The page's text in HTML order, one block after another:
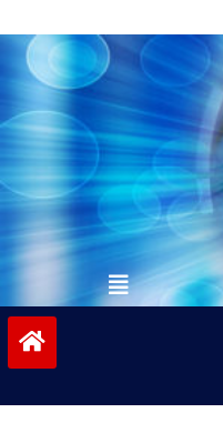
to
contentvinivida.lk